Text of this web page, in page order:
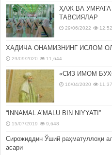
ҲАЖ ВА УМРАГА
ТАВСИЯЛАР
29/06/2022
ХАДИЧА ОНАМИЗНИНГ ИСЛОМ
29/09/2020 11,644
«СИЗ ИМОМ
16/04/2020
“INNAMAL A’MALU BIN NIYYATI”
15/07/2019 9,648
Сирожиддин Ўший раҳматуллоҳи
асари